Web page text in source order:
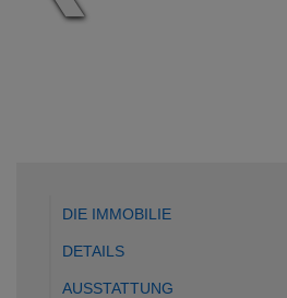
DIE IMMOBILIE
DETAILS
AUSSTATTUNG